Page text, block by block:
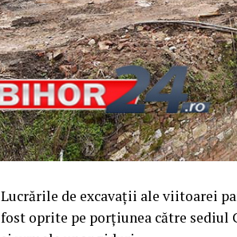
Lucrările de excavaţii ale viitoarei
fost oprite pe porţiunea către sediul